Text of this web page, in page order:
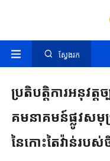
ស្វែងរក
ប្រតិបត្តិការអនុវត្
គមនាគមន៍​ផ្លូវសមុ
នៃកោះតៃវ៉ាន់រ